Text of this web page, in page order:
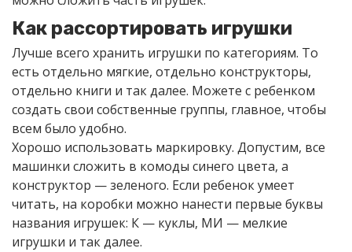
Как рассортировать игрушки
Лучше всего хранить игрушки по категориям. То
есть отдельно мягкие, отдельно конструкторы,
отдельно книги и так далее. Можете с ребенком
создать свои собственные группы, главное, чтобы
всем было удобно.
Хорошо использовать маркировку. Допустим, все
машинки сложить в комоды синего цвета, а
конструктор — зеленого. Если ребенок умеет
читать, на коробки можно нанести первые буквы
названия игрушек: К — куклы, МИ — мелкие
игрушки и так далее.